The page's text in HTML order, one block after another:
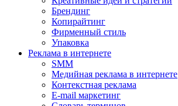
Брендинг
Копирайтинг
Фирменный стиль
Упаковка
Реклама в интернете
SMM
Медийная реклама в интернете
Контекстная реклама
E-mail маркетинг